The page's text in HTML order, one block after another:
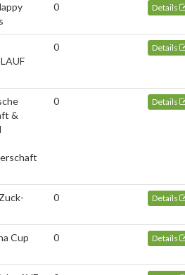
0 Details
0 Details
&
0 Details
0 Details
Cup
0 Details